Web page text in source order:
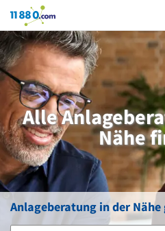
11880.com
Anlageberatung in der Nähe
Alle
Nähe